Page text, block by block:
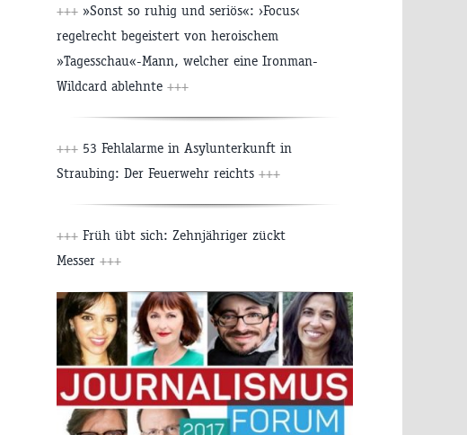
+++ »Sonst so ruhig und seriös«: ›Focus‹
regelrecht begeistert von heroischem
»Tagesschau«-Mann, welcher eine Ironman-
Wildcard ablehnte +++
+++ 53 Fehlalarme in Asylunterkunft in
Straubing: Der Feuerwehr reichts +++
+++ Früh übt sich: Zehnjähriger zückt
Messer +++